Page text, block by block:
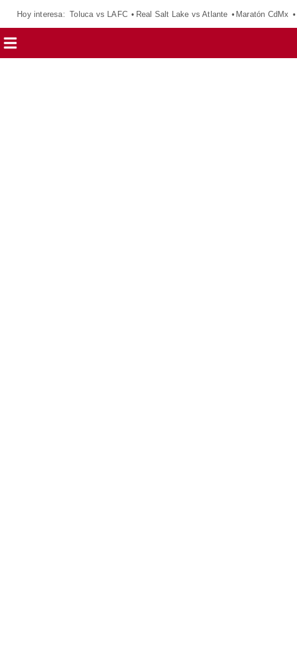
Hoy interesa: Toluca vs LAFC Real Salt Lake vs Atlante Maratón CdMx